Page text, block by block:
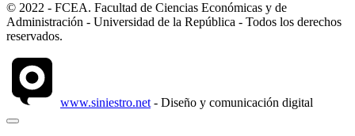
© 2022 - FCEA. Facultad de Ciencias Económicas y de
Administración - Universidad de la República - Todos los derechos
reservados.
www.siniestro.net - Diseño y comunicación digital